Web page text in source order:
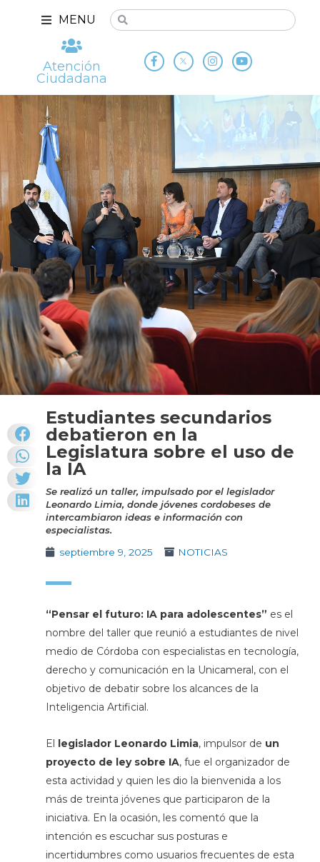
MENU
Atención
Ciudadana
Estudiantes secundarios
debatieron en la
Legislatura sobre el uso de
la IA
Se realizó un taller, impulsado por el legislador
Leonardo Limia, donde jóvenes cordobeses de
intercambiaron ideas e información con
especialistas.
septiembre 9, 2025
NOTICIAS
“Pensar el futuro: IA para adolescentes” es el
nombre del taller que reunió a estudiantes de nivel
medio de Córdoba con especialistas en tecnología,
derecho y comunicación en la Unicameral, con el
objetivo de debatir sobre los alcances de la
Inteligencia Artificial.
El legislador Leonardo Limia, impulsor de un
proyecto de ley sobre IA, fue el organizador de
esta actividad y quien les dio la bienvenida a los
más de treinta jóvenes que participaron de la
iniciativa. En la ocasión, les comentó que la
intención es escuchar sus posturas e
incertidumbres como usuarios frecuentes de esta